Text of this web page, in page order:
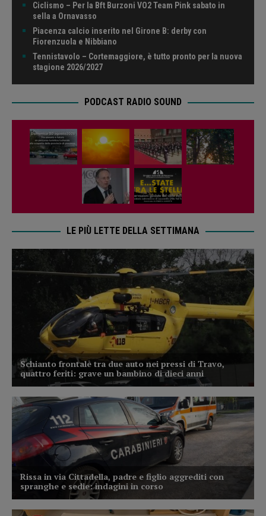
Ciclismo – Per la Bft Burzoni VO2 Team Pink sabato in
sella a Ornavasso
Piacenza calcio inserito nel Girone B: derby con
Fiorenzuola e Nibbiano
Tennistavolo – Cortemaggiore, è tutto pronto per la nuova
stagione 2026/2027
PODCAST RADIO SOUND
LE PIÙ LETTE DELLA SETTIMANA